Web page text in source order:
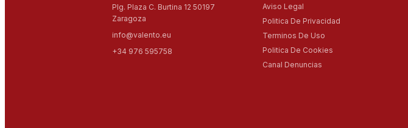
Plg. Plaza C. Burtina 12 50197
Zaragoza
info@valento.eu
+34 976 595758
Aviso Legal
Politica De Privacidad
Terminos De Uso
Politica De Cookies
Canal Denuncias